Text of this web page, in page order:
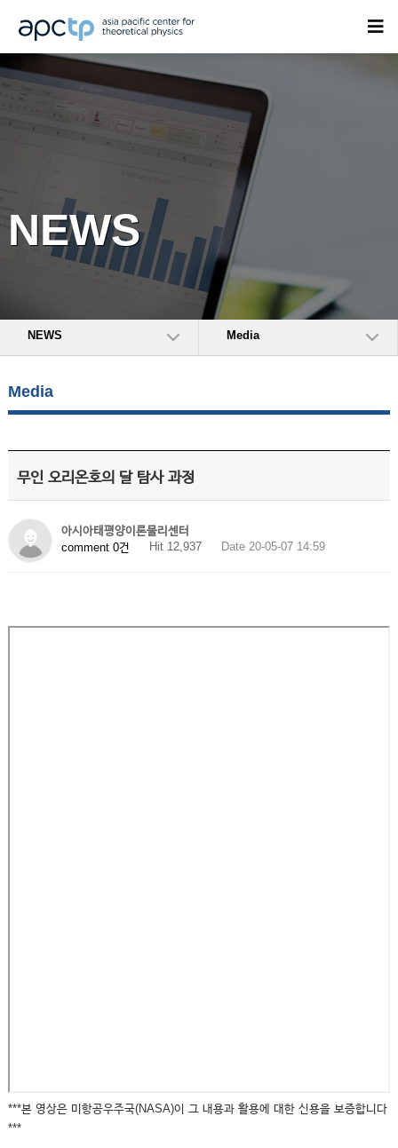
NEWS
NEWS Media
Media
무인 오리온호의 달 탐사 과정
아시아태평양이론물리센터
comment 0건
Hit 12,937 Date 20-05-07 14:59
***본 영상은 미항공우주국(NASA)이 그 내용과 활용에 대한 신용을 보증합니다
***